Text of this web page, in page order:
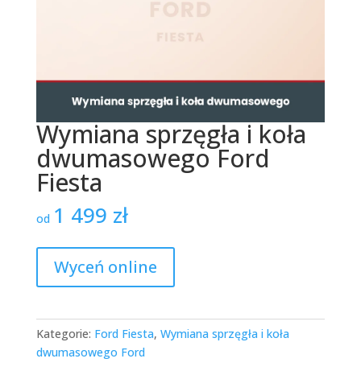
Wymiana sprzęgła i koła
dwumasowego Ford
Fiesta
od 1 499 zł
Wyceń online
Kategorie: Ford Fiesta, Wymiana sprzęgła i koła
dwumasowego Ford